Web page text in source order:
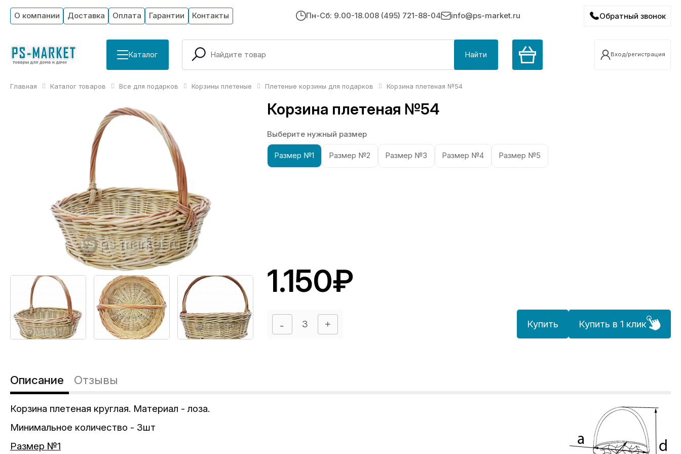
О компании Доставка Оплата Гарантии Контакты Пн-Сб: 9.00-18.008 (495) 721-88-04 info@ps-market.ru Обратный звонок
Каталог Найти Вход/регистрация
Главная Каталог товаров Все для подарков Корзины плетеные Плетеные корзины для подарков Корзина плетеная №54
Корзина плетеная №54
Выберите нужный размер
Размер №1 Размер №2 Размер №3 Размер №4 Размер №5
1.150₽
Купить Купить в 1 клик
Описание Отзывы
Корзина плетеная круглая. Материал - лоза.
Минимальное количество - 3шт
Размер №1